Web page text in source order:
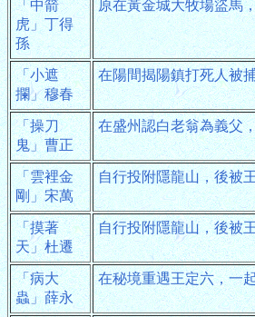
「中箭
虎」丁得
孫
原在黃金城大牧場盜馬
「小遮
攔」穆春
在陽間揭陽鎮打死人被
「操刀
鬼」曹正
在盛州認白老翁為義父
「雲裡金
剛」宋萬
自行投附隱龍山，後被
「摸著
天」杜遷
自行投附隱龍山，後被
「病大
蟲」薛永
在秘境重遇王定六，一